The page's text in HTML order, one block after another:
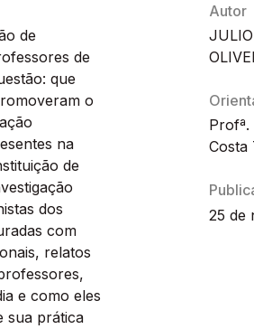
de
de
que
o
na
de
dos
com
relatos
e como eles
sua prática
Autor
Profª.
Costa
25 de